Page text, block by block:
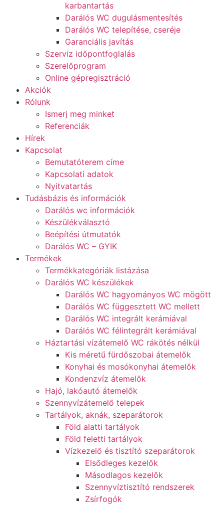
karbantartás
Darálós WC dugulásmentesítés
Darálós WC telepítése, cseréje
Garanciális javítás
Szerviz időpontfoglalás
Szerelőprogram
Online gépregisztráció
Akciók
Rólunk
Ismerj meg minket
Referenciák
Hírek
Kapcsolat
Bemutatóterem címe
Kapcsolati adatok
Nyitvatartás
Tudásbázis és információk
Darálós wc információk
Készülékválasztó
Beépítési útmutatók
Darálós WC – GYIK
Termékek
Termékkategóriák listázása
Darálós WC készülékek
Darálós WC hagyományos WC mögött
Darálós WC függesztett WC mellett
Darálós WC integrált kerámiával
Darálós WC félintegrált kerámiával
Háztartási vízátemelő WC rákötés nélkül
Kis méretű fürdőszobai átemelők
Konyhai és mosókonyhai átemelők
Kondenzvíz átemelők
Hajó, lakóautó átemelők
Szennyvízátemelő telepek
Tartályok, aknák, szeparátorok
Föld alatti tartályok
Föld feletti tartályok
Vízkezelő és tisztító szeparátorok
Elsődleges kezelők
Másodlagos kezelők
Szennyvíztisztító rendszerek
Zsírfogók